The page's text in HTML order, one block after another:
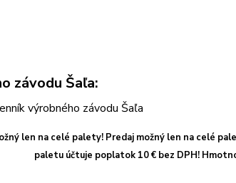
závodu Šaľa:
len na celé palety! Predaj možný len na celé
paletu účtuje poplatok 10 € bez DPH!